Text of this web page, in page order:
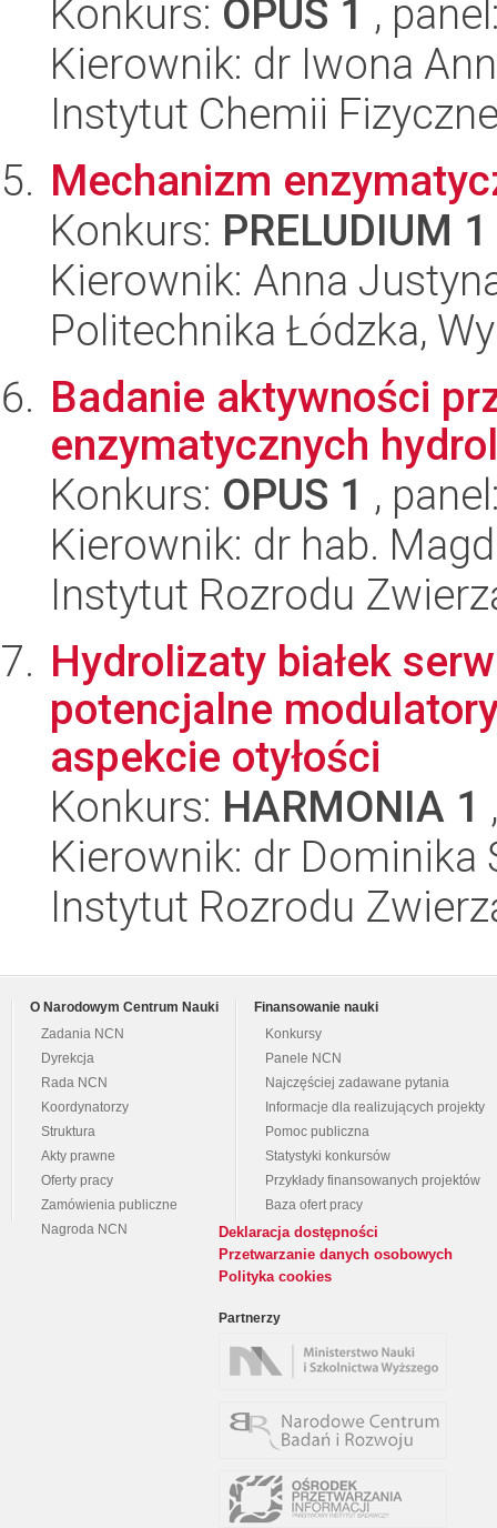
Konkurs: OPUS 1 ,
Kierownik: dr Iwona
Instytut Chemii
Mechanizm
Konkurs: PRELUDIUM 1
Kierownik: Anna
Politechnika Łódzka,
Badanie aktywności
enzymatycznych
Konkurs: OPUS 1 ,
Kierownik: dr hab.
Instytut Rozrodu
Hydrolizaty białek
potencjalne
aspekcie otyłości
Konkurs: HARMONIA 1
Kierownik: dr Dominika
Instytut Rozrodu
O Narodowym Centrum Nauki
Zadania NCN
Dyrekcja
Rada NCN
Koordynatorzy
Struktura
Akty prawne
Oferty pracy
Zamówienia publiczne
Nagroda NCN
Finansowanie nauki
Konkursy
Panele NCN
Najczęściej zadawane pytania
Informacje dla realizujących projekty
Pomoc publiczna
Statystyki konkursów
Przykłady finansowanych projektów
Baza ofert pracy
Deklaracja dostępności
Przetwarzanie danych osobowych
Polityka cookies
Partnerzy